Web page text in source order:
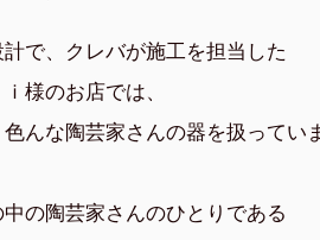
で、クレバが施工を担当した
様のお店では、
んな陶芸家さんの器を扱ってい
の陶芸家さんのひとりである